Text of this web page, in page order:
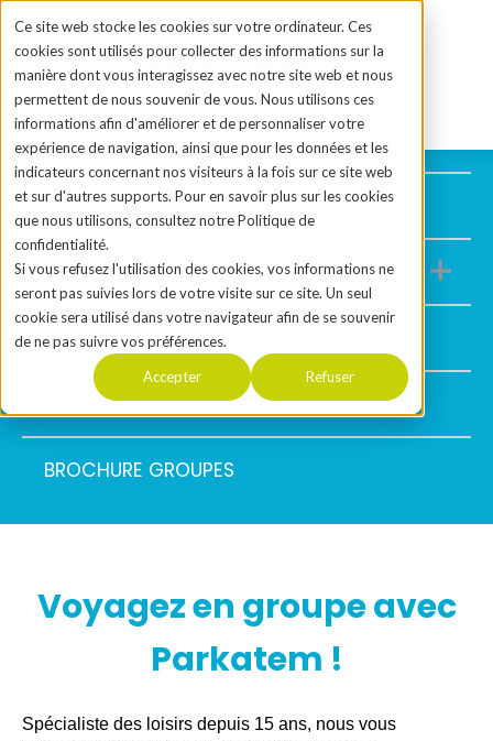
Ce site web stocke les cookies sur votre ordinateur. Ces
cookies sont utilisés pour collecter des informations sur la
manière dont vous interagissez avec notre site web et nous
permettent de nous souvenir de vous. Nous utilisons ces
informations afin d'améliorer et de personnaliser votre
expérience de navigation, ainsi que pour les données et les
indicateurs concernant nos visiteurs à la fois sur ce site web
et sur d'autres supports. Pour en savoir plus sur les cookies
que nous utilisons, consultez notre Politique de
confidentialité.
Si vous refusez l'utilisation des cookies, vos informations ne
seront pas suivies lors de votre visite sur ce site. Un seul
cookie sera utilisé dans votre navigateur afin de se souvenir
de ne pas suivre vos préférences.
Accepter Refuser
ACCUEIL
DESTINATIONS Show
VOYAGES PARTAGÉS
DEMANDE DE DEVIS
BROCHURE GROUPES
Voyagez en groupe avec
Parkatem !
Spécialiste des loisirs depuis 15 ans, nous vous